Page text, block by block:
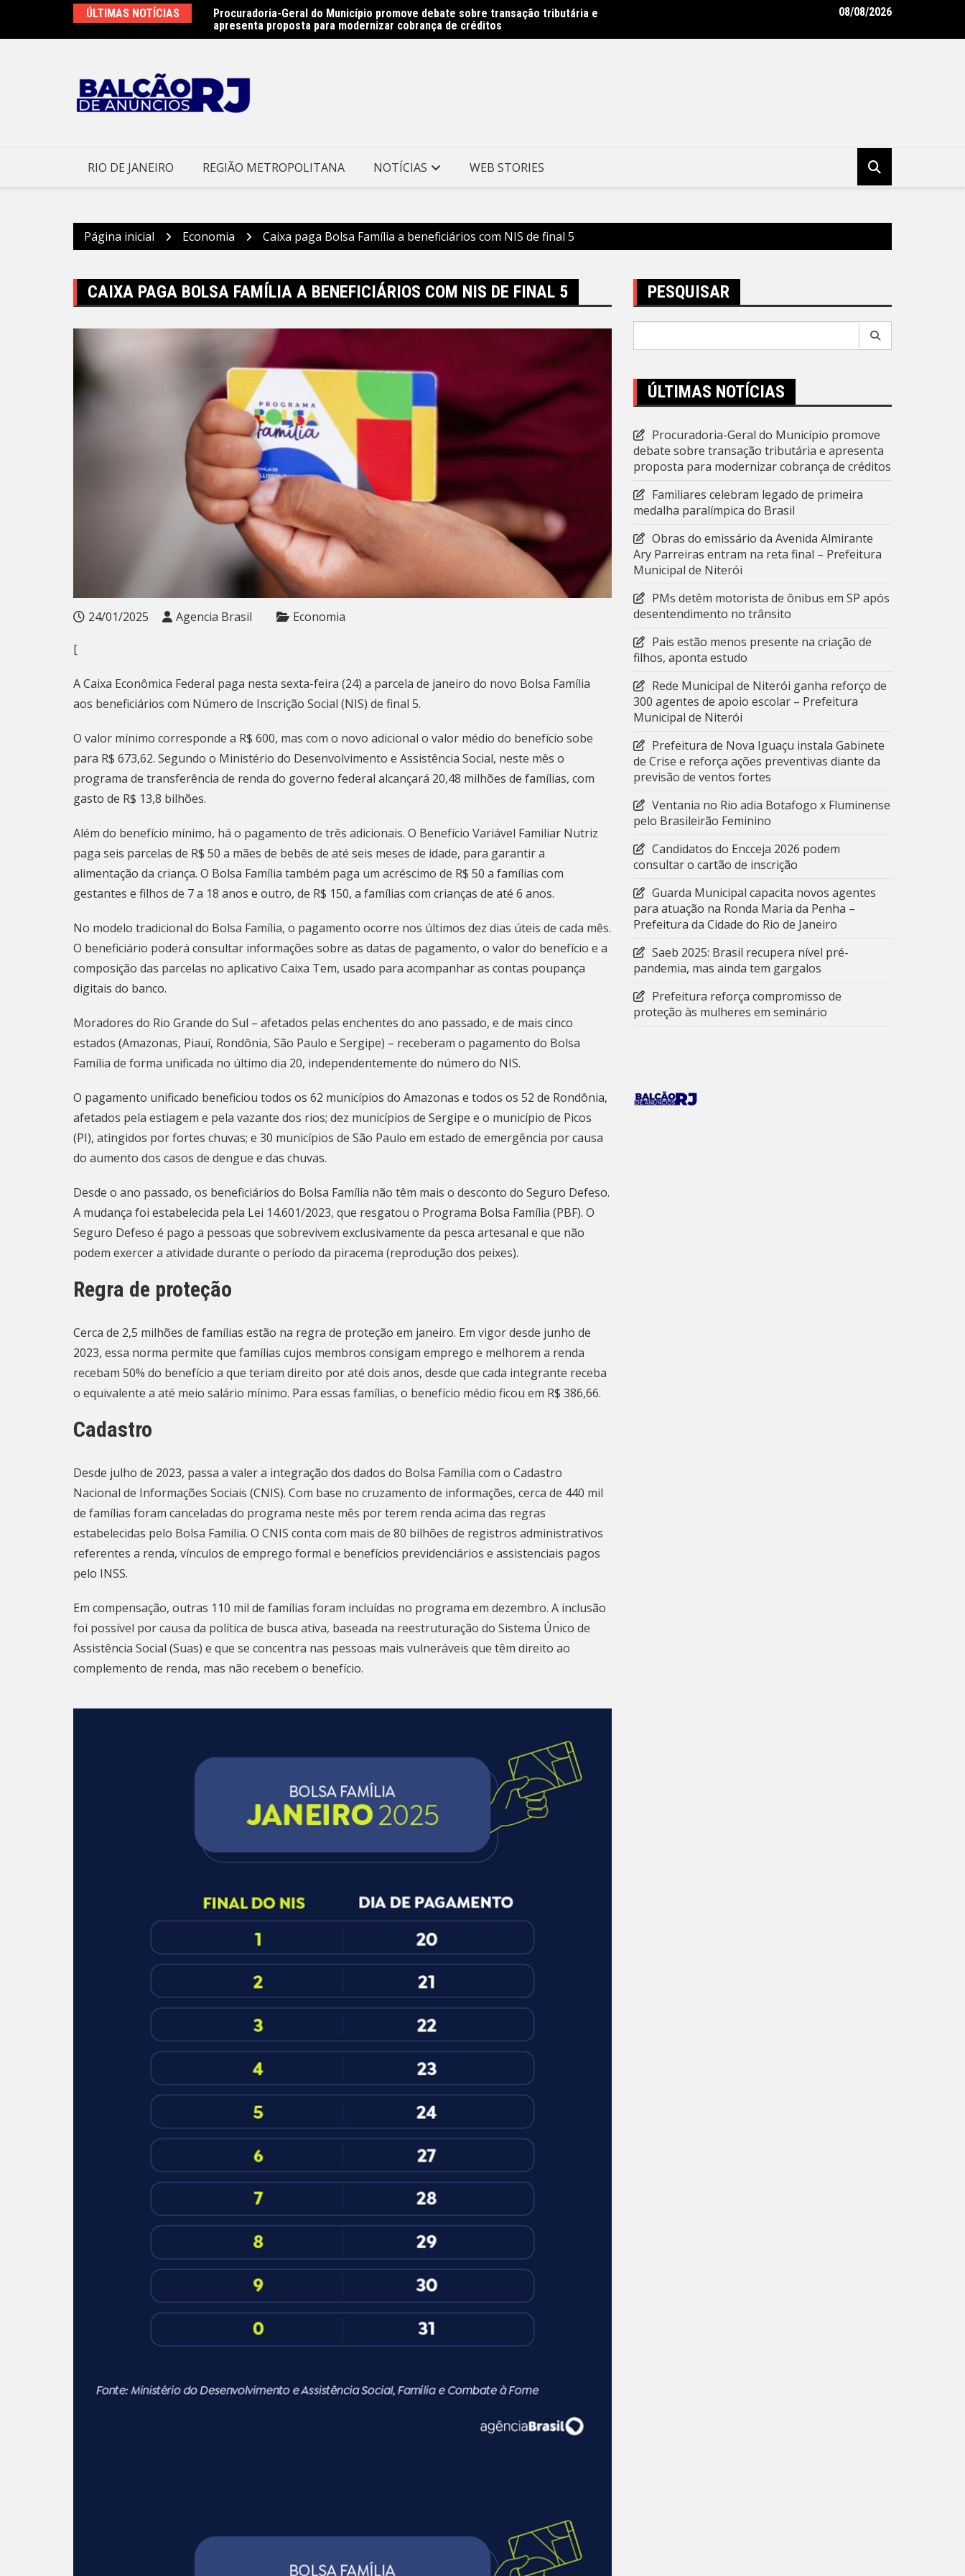
o
ÚLTIMAS NOTÍCIAS
Procuradoria-Geral do Município promove debate sobre transação tributária e
apresenta proposta para modernizar cobrança de créditos
Obras do emissário da Avenida Almirante Ary Parreiras entram na reta final –
Prefeitura Municipal de Niterói
Rede Municipal de Niterói ganha reforço de 300 agentes de apoio
08/08/2026
RIO DE JANEIRO REGIÃO METROPOLITANA NOTÍCIAS WEB STORIES
Página inicial Economia Caixa paga Bolsa Família a beneficiários com NIS de final 5
CAIXA PAGA BOLSA FAMÍLIA A BENEFICIÁRIOS COM NIS DE FINAL 5
24/01/2025 Agencia Brasil Economia
[
A Caixa Econômica Federal paga nesta sexta-feira (24) a parcela de janeiro do novo Bolsa Família
aos beneficiários com Número de Inscrição Social (NIS) de final 5.
O valor mínimo corresponde a R$ 600, mas com o novo adicional o valor médio do benefício sobe
para R$ 673,62. Segundo o Ministério do Desenvolvimento e Assistência Social, neste mês o
programa de transferência de renda do governo federal alcançará 20,48 milhões de famílias, com
gasto de R$ 13,8 bilhões.
Além do benefício mínimo, há o pagamento de três adicionais. O Benefício Variável Familiar Nutriz
paga seis parcelas de R$ 50 a mães de bebês de até seis meses de idade, para garantir a
alimentação da criança. O Bolsa Família também paga um acréscimo de R$ 50 a famílias com
gestantes e filhos de 7 a 18 anos e outro, de R$ 150, a famílias com crianças de até 6 anos.
No modelo tradicional do Bolsa Família, o pagamento ocorre nos últimos dez dias úteis de cada mês.
O beneficiário poderá consultar informações sobre as datas de pagamento, o valor do benefício e a
composição das parcelas no aplicativo Caixa Tem, usado para acompanhar as contas poupança
digitais do banco.
Moradores do Rio Grande do Sul – afetados pelas enchentes do ano passado, e de mais cinco
estados (Amazonas, Piauí, Rondônia, São Paulo e Sergipe) – receberam o pagamento do Bolsa
Família de forma unificada no último dia 20, independentemente do número do NIS.
O pagamento unificado beneficiou todos os 62 municípios do Amazonas e todos os 52 de Rondônia,
afetados pela estiagem e pela vazante dos rios; dez municípios de Sergipe e o município de Picos
(PI), atingidos por fortes chuvas; e 30 municípios de São Paulo em estado de emergência por causa
do aumento dos casos de dengue e das chuvas.
Desde o ano passado, os beneficiários do Bolsa Família não têm mais o desconto do Seguro Defeso.
A mudança foi estabelecida pela Lei 14.601/2023, que resgatou o Programa Bolsa Família (PBF). O
Seguro Defeso é pago a pessoas que sobrevivem exclusivamente da pesca artesanal e que não
podem exercer a atividade durante o período da piracema (reprodução dos peixes).
Regra de proteção
Cerca de 2,5 milhões de famílias estão na regra de proteção em janeiro. Em vigor desde junho de
2023, essa norma permite que famílias cujos membros consigam emprego e melhorem a renda
recebam 50% do benefício a que teriam direito por até dois anos, desde que cada integrante receba
o equivalente a até meio salário mínimo. Para essas famílias, o benefício médio ficou em R$ 386,66.
Cadastro
Desde julho de 2023, passa a valer a integração dos dados do Bolsa Família com o Cadastro
Nacional de Informações Sociais (CNIS). Com base no cruzamento de informações, cerca de 440 mil
de famílias foram canceladas do programa neste mês por terem renda acima das regras
estabelecidas pelo Bolsa Família. O CNIS conta com mais de 80 bilhões de registros administrativos
referentes a renda, vínculos de emprego formal e benefícios previdenciários e assistenciais pagos
pelo INSS.
Em compensação, outras 110 mil de famílias foram incluídas no programa em dezembro. A inclusão
foi possível por causa da política de busca ativa, baseada na reestruturação do Sistema Único de
Assistência Social (Suas) e que se concentra nas pessoas mais vulneráveis que têm direito ao
complemento de renda, mas não recebem o benefício.
PESQUISAR
ÚLTIMAS NOTÍCIAS
Procuradoria-Geral do Município promove
debate sobre transação tributária e apresenta
proposta para modernizar cobrança de créditos
Familiares celebram legado de primeira
medalha paralímpica do Brasil
Obras do emissário da Avenida Almirante
Ary Parreiras entram na reta final – Prefeitura
Municipal de Niterói
PMs detêm motorista de ônibus em SP após
desentendimento no trânsito
Pais estão menos presente na criação de
filhos, aponta estudo
Rede Municipal de Niterói ganha reforço de
300 agentes de apoio escolar – Prefeitura
Municipal de Niterói
Prefeitura de Nova Iguaçu instala Gabinete
de Crise e reforça ações preventivas diante da
previsão de ventos fortes
Ventania no Rio adia Botafogo x Fluminense
pelo Brasileirão Feminino
Candidatos do Encceja 2026 podem
consultar o cartão de inscrição
Guarda Municipal capacita novos agentes
para atuação na Ronda Maria da Penha –
Prefeitura da Cidade do Rio de Janeiro
Saeb 2025: Brasil recupera nível pré-
pandemia, mas ainda tem gargalos
Prefeitura reforça compromisso de
proteção às mulheres em seminário